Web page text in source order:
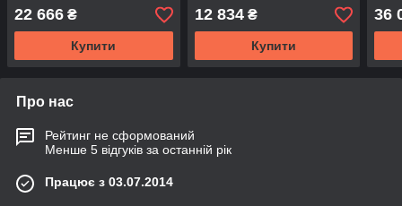
22 666 ₴
Купити
12 834₴
Купити
36
Про нас
Рейтинг не сформований
Менше 5 відгуків за останній рік
Працює з 03.07.2014